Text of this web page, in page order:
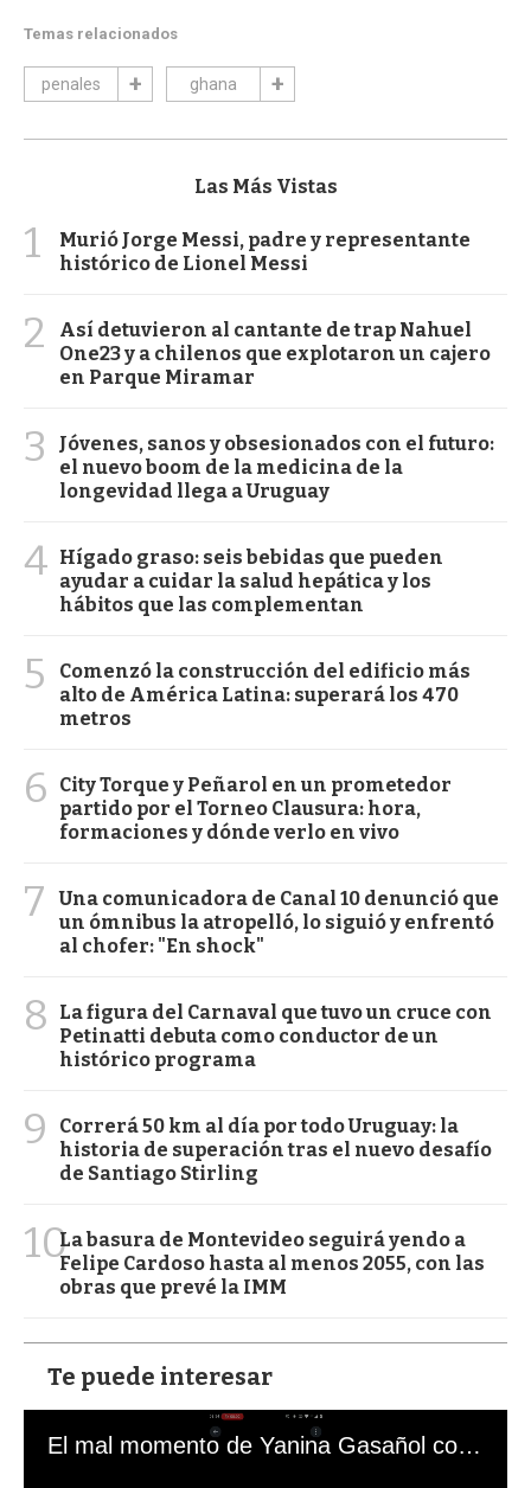
Temas relacionados
penales ghana
Las Más Vistas
1
Murió Jorge Messi, padre y representante
histórico de Lionel Messi
2
Así detuvieron al cantante de trap Nahuel
One23 y a chilenos que explotaron un cajero
en Parque Miramar
3
Jóvenes, sanos y obsesionados con el futuro:
el nuevo boom de la medicina de la
longevidad llega a Uruguay
4 Hígado graso: seis bebidas que pueden
ayudar a cuidar la salud hepática y los
hábitos que las complementan
5
Comenzó la construcción del edificio más
alto de América Latina: superará los 470
metros
6
City Torque y Peñarol en un prometedor
partido por el Torneo Clausura: hora,
formaciones y dónde verlo en vivo
7
Una comunicadora de Canal 10 denunció que
un ómnibus la atropelló, lo siguió y enfrentó
al chofer: "En shock"
8
La figura del Carnaval que tuvo un cruce con
Petinatti debuta como conductor de un
histórico programa
9
Correrá 50 km al día por todo Uruguay: la
historia de superación tras el nuevo desafío
de Santiago Stirling
10La basura de Montevideo seguirá yendo a
Felipe Cardoso hasta al menos 2055, con las
obras que prevé la IMM
Te puede interesar
El mal momento de Yanina Gasañol con un hincha argentino en "Subrayado"